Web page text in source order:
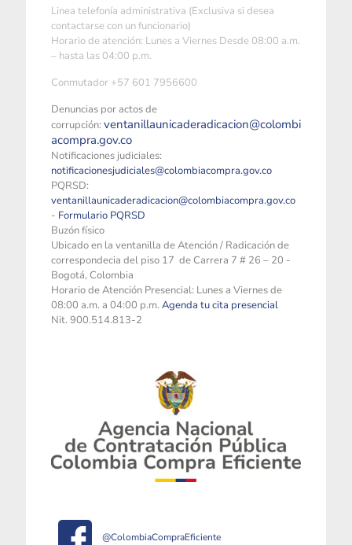
Linea telefonía administrativa (Exclusiva si desea
contactarse con un funcionario)
Horario de atención: Lunes a Viernes Desde 08:00 a.m.
– hasta las 04:00 p.m.
Conmutador +57 601 7956600
Denuncias por actos de
corrupción: ventanillaunicaderadicacion@colombi
acompra.gov.co
Notificaciones judiciales:
notificacionesjudiciales@colombiacompra.gov.co
PQRSD:
ventanillaunicaderadicacion@colombiacompra.gov.co
- Formulario PQRSD
Buzón físico
Ubicado en la ventanilla de Atención / Radicación de
correspondecia del piso 17 de Carrera 7 # 26 – 20 -
Bogotá, Colombia
Horario de Atención Presencial: Lunes a Viernes de
08:00 a.m. a 04:00 p.m. Agenda tu cita presencial
Nit. 900.514.813-2
@ColombiaCompraEficiente